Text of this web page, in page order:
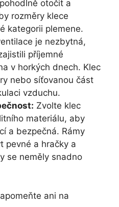
otočit a
rozměry klece
kategorii plemene.
je nezbytná,
příjemné
v horkých dnech. Klec
nebo síťovanou část
vzduchu.
Zvolte klec
materiálu, aby
a bezpečná. Rámy
pevné a hračky a
se neměly snadno
ani na